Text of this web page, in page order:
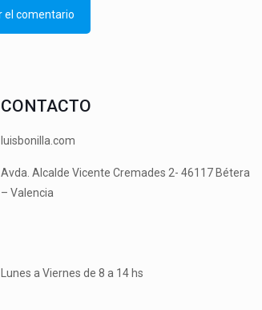
CONTACTO
luisbonilla.com
Avda. Alcalde Vicente Cremades 2- 46117 Bétera
– Valencia
Lunes a Viernes de 8 a 14 hs